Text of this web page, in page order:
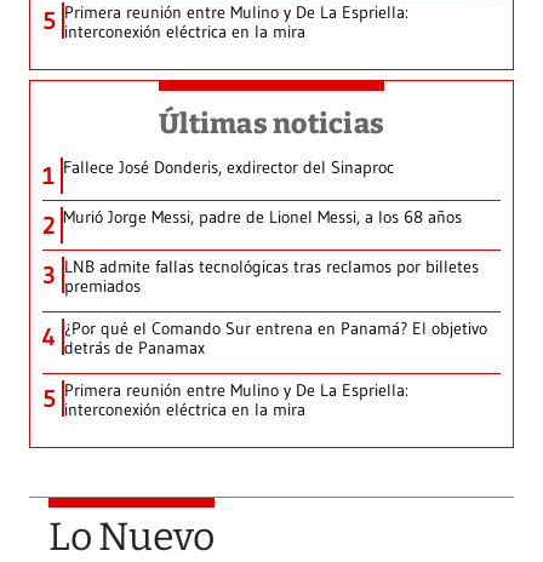
5 Primera reunión entre Mulino y De La Espriella:
interconexión eléctrica en la mira
Últimas noticias
1 Fallece José Donderis, exdirector del Sinaproc
2 Murió Jorge Messi, padre de Lionel Messi, a los 68 años
3 LNB admite fallas tecnológicas tras reclamos por billetes
premiados
4 ¿Por qué el Comando Sur entrena en Panamá? El objetivo
detrás de Panamax
5 Primera reunión entre Mulino y De La Espriella:
interconexión eléctrica en la mira
Lo Nuevo